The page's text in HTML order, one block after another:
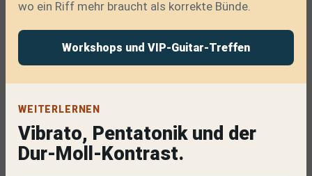
wo ein Riff mehr braucht als korrekte Bünde.
Workshops und VIP-Guitar-Treffen
WEITERLERNEN
Vibrato, Pentatonik und der
Dur-Moll-Kontrast.